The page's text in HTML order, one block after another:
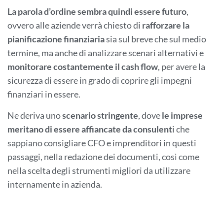
La parola d’ordine sembra quindi essere futuro,
ovvero alle aziende verrà chiesto di rafforzare la
pianificazione finanziariasia sul breve che sul medio
termine, ma anche di analizzare scenari alternativi e
monitorare costantemente il cash flow, per avere la
sicurezza di essere in grado di coprire gli impegni
finanziari in essere.
Ne deriva unoscenariostringente, dovele imprese
meritano di essere affiancate da consulenti che
sappiano consigliare CFO e imprenditori in questi
passaggi, nella redazione dei documenti, così come
nella scelta degli strumenti migliori da utilizzare
internamente in azienda.